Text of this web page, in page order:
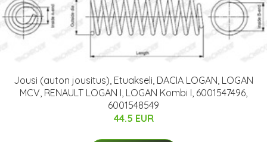
Jousi (auton jousitus), Etuakseli, DACIA LOGAN, LOGAN
MCV, RENAULT LOGAN I, LOGAN Kombi I, 6001547496,
6001548549
44.5 EUR